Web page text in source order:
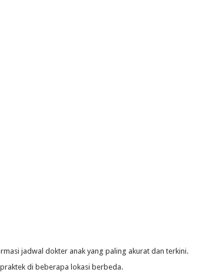
jadwal dokter anak yang paling akurat dan terkini.
di beberapa lokasi berbeda.